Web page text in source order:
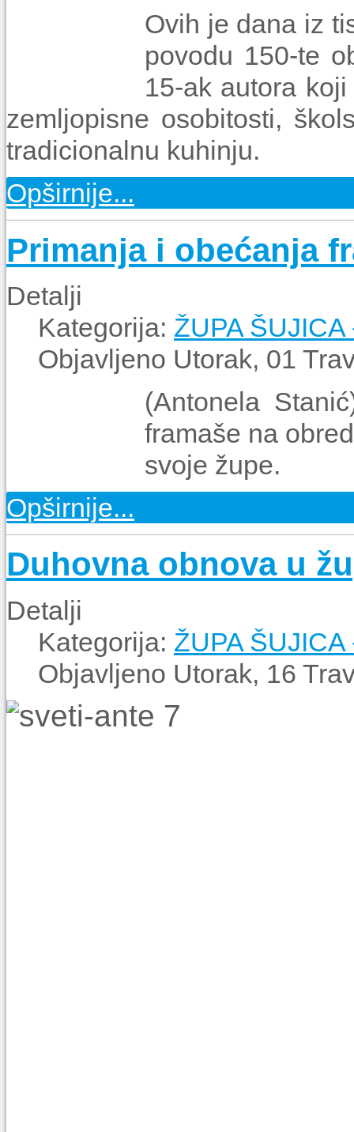
Ovih je dana iz
povodu 150-te
15-ak autora
zemljopisne osobitosti,
tradicionalnu kuhinju.
Opširnije...
Primanja i obećanja
Detalji
Kategorija: ŽUPA
Objavljeno Utorak, 01
(Antonela
framaše na
svoje župe.
Opširnije...
Duhovna obnova u
Detalji
Kategorija: ŽUPA
Objavljeno Utorak, 16